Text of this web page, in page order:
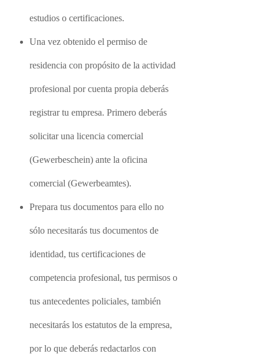
estudios o certificaciones.
Una vez obtenido el permiso de
residencia con propósito de la actividad
profesional por cuenta propia deberás
registrar tu empresa. Primero deberás
solicitar una licencia comercial
(Gewerbeschein) ante la oficina
comercial (Gewerbeamtes).
Prepara tus documentos para ello no
sólo necesitarás tus documentos de
identidad, tus certificaciones de
competencia profesional, tus permisos o
tus antecedentes policiales, también
necesitarás los estatutos de la empresa,
por lo que deberás redactarlos con